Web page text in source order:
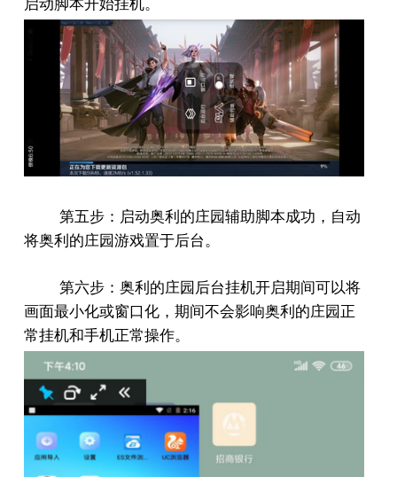
启动脚本开始挂机。
第五步：启动奥利的庄园辅助脚本成功，自动
将奥利的庄园游戏置于后台。
第六步：奥利的庄园后台挂机开启期间可以将
画面最小化或窗口化，期间不会影响奥利的庄园正
常挂机和手机正常操作。